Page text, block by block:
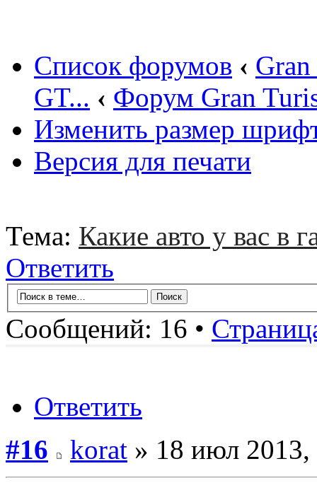
Список форумов ‹
GT... ‹ Форум Gran
Изменить размер
Версия для печати
Тема: Какие авто у вас в
Ответить
Сообщений: 16 •
Ответить
#16
korat » 18 июл 2013,